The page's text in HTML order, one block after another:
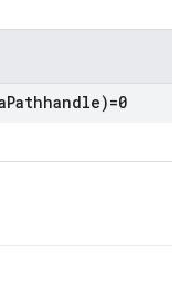
Pathhandle)=0